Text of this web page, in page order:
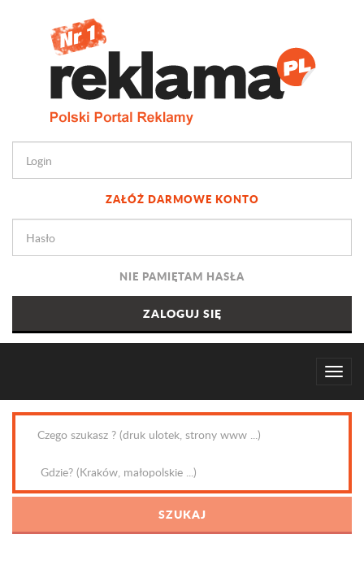
ZAŁÓŻ DARMOWE KONTO
NIE PAMIĘTAM HASŁA